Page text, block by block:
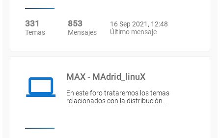
331
Temas
853
Mensajes
16 Sep 2021, 12:48
Último mensaje
MAX - MAdrid_linuX
En este foro trataremos los temas
relacionados con la distribución…